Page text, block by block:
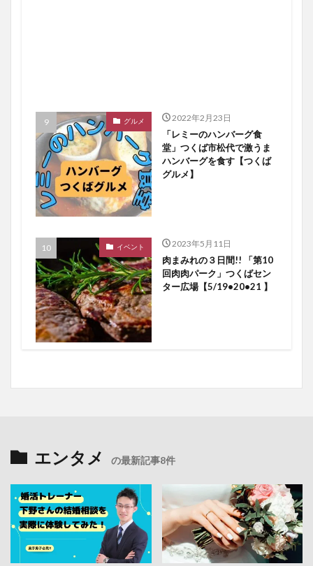
グルメ 2022年2月23日
「レミーのハンバーグ食
堂」つくば市松代で激うま
ハンバーグを食す【つくば
グルメ】
イベント 2023年5月11日
肉まみれの３日間!! 「第10
回肉肉パーク」つくばセン
ター広場【5/19•20•21 】
エンタメ の最新記事8件